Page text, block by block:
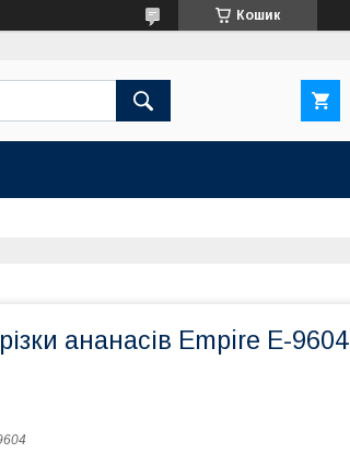
Кошик
ананасів Empire E-9604